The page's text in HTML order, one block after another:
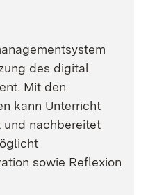
des digital
Mit den
kann Unterricht
nachbereitet
sowie Reflexion